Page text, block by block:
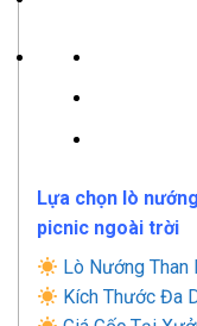
Lựa chọn lò
picnic ngoài trời
Lò Nướng Than
Kích Thước Đa